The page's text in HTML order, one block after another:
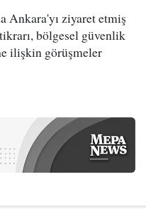
Ankara'yı ziyaret etmiş
bölgesel güvenlik
ilişkin görüşmeler